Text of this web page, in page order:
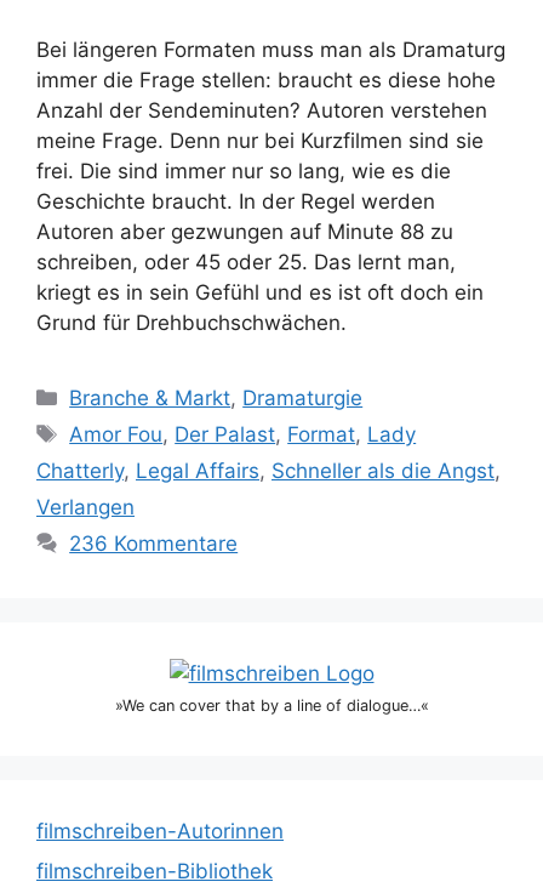
Bei längeren Formaten muss man als Dramaturg
immer die Frage stellen: braucht es diese hohe
Anzahl der Sendeminuten? Autoren verstehen
meine Frage. Denn nur bei Kurzfilmen sind sie
frei. Die sind immer nur so lang, wie es die
Geschichte braucht. In der Regel werden
Autoren aber gezwungen auf Minute 88 zu
schreiben, oder 45 oder 25. Das lernt man,
kriegt es in sein Gefühl und es ist oft doch ein
Grund für Drehbuchschwächen.
Kategorien
Branche & Markt, Dramaturgie
Schlagwörter
Amor Fou, Der Palast, Format, Lady
Chatterly, Legal Affairs, Schneller als die Angst,
Verlangen
236 Kommentare
»We can cover that by a line of dialogue…«
filmschreiben-Autorinnen
filmschreiben-Bibliothek